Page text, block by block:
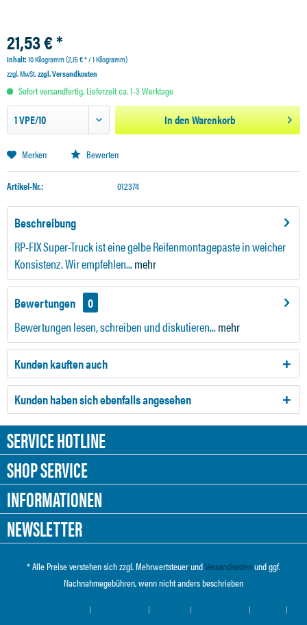
21,53 € *
Inhalt:10 Kilogramm (2,15 € * / 1 Kilogramm)
zzgl. MwSt.zzgl. Versandkosten
Sofort versandfertig, Lieferzeit ca. 1-3 Werktage
In denWarenkorb
Merken Bewerten
Artikel-Nr.: 012374
Beschreibung
RP-FIX Super-Truck ist eine gelbe Reifenmontagepaste in weicher
Konsistenz. Wir empfehlen...mehr
Bewertungen
0
Bewertungen lesen, schreiben und diskutieren...mehr
Kunden kauften auch
Kunden haben sich ebenfalls angesehen
SERVICE HOTLINE
SHOP SERVICE
INFORMATIONEN
NEWSLETTER
* Alle Preise verstehen sich zzgl. Mehrwertsteuer undVersandkostenund ggf.
Nachnahmegebühren, wenn nicht anders beschrieben